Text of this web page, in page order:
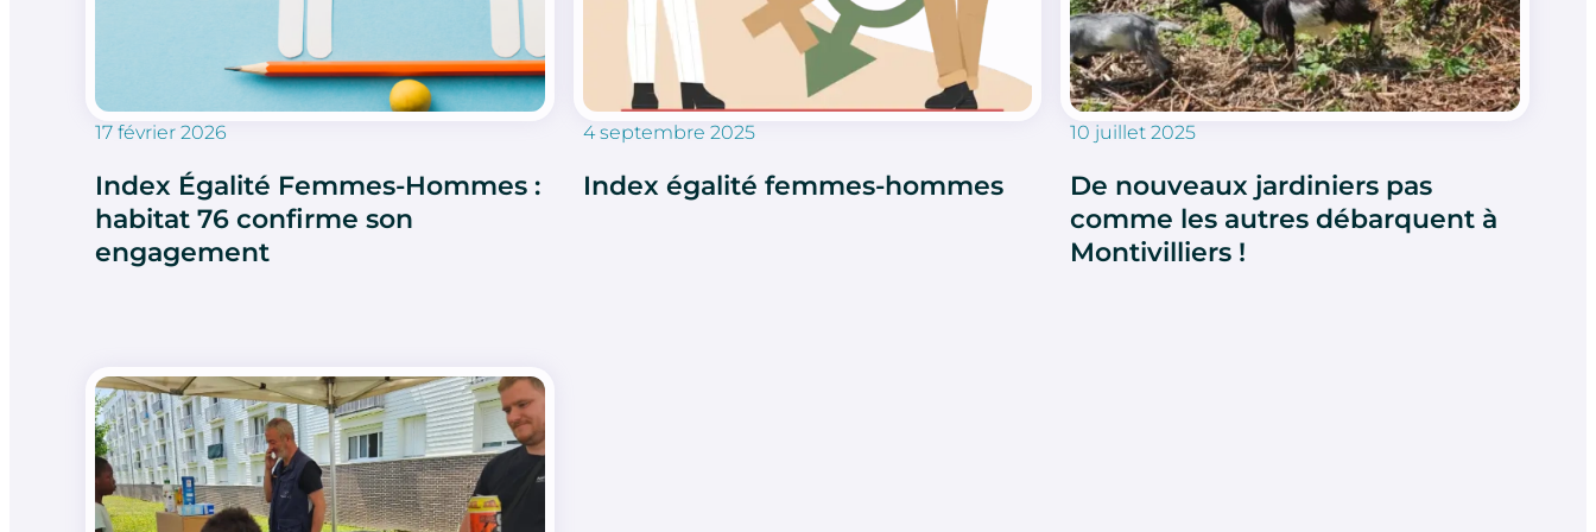
17 février 2026
Index Égalité Femmes-Hommes :
habitat 76 confirme son
engagement
4 septembre 2025
Index égalité femmes-hommes
10 juillet 2025
De nouveaux jardiniers pas
comme les autres débarquent à
Montivilliers !